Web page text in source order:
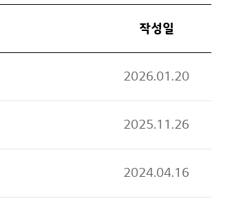
작성일
2026.01.20
2025.11.26
2024.04.16